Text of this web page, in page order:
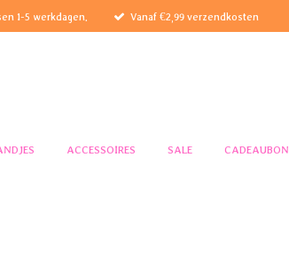
1-5 werkdagen. Vanaf €2,99 verzendkosten
ACCESSOIRES SALE CADEAUBON